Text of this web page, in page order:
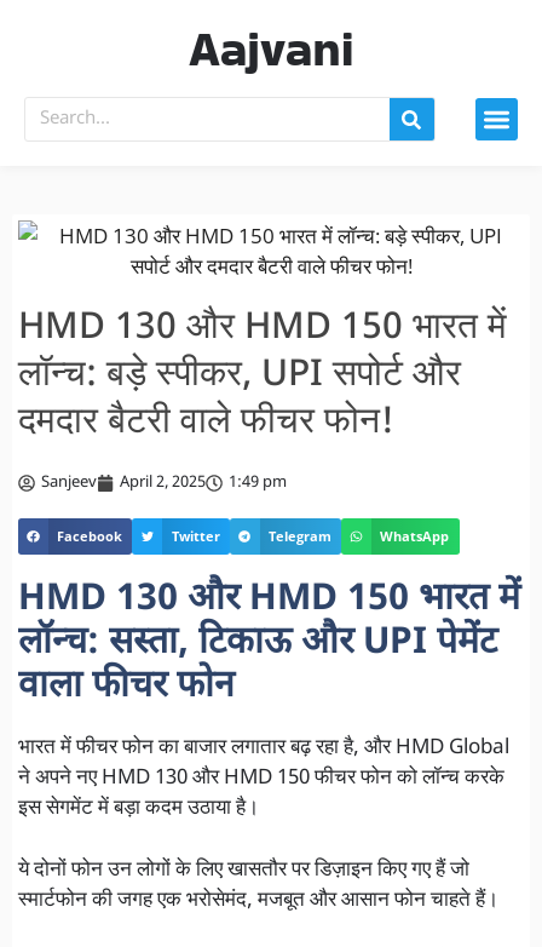
Aajvani
HMD 130 और HMD 150 भारत में
लॉन्च: बड़े स्पीकर, UPI सपोर्ट और
दमदार बैटरी वाले फीचर फोन!
Sanjeev April 2, 2025 1:49 pm
Facebook Twitter Telegram WhatsApp
HMD 130 और HMD 150 भारत में
लॉन्च: सस्ता, टिकाऊ और UPI पेमेंट
वाला फीचर फोन
भारत में फीचर फोन का बाजार लगातार बढ़ रहा है, और HMD Global
ने अपने नए HMD 130 और HMD 150 फीचर फोन को लॉन्च करके
इस सेगमेंट में बड़ा कदम उठाया है।
ये दोनों फोन उन लोगों के लिए खासतौर पर डिज़ाइन किए गए हैं जो
स्मार्टफोन की जगह एक भरोसेमंद, मजबूत और आसान फोन चाहते हैं।